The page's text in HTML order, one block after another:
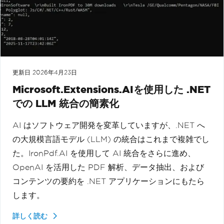
更新日 2026年4月23日
Microsoft.Extensions.AIを使用した .NET
での LLM 統合の簡素化
AI はソフトウェア開発を変革していますが、.NET へ
の大規模言語モデル (LLM) の統合はこれまで複雑でし
た。IronPdf.AI を使用して AI 統合をさらに進め、
OpenAI を活用した PDF 解析、データ抽出、および
コンテンツの要約を .NET アプリケーションにもたら
します。
詳しく読む